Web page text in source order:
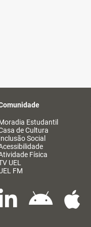
Estudantil
de Cultura
Social
Física
UEL
FM